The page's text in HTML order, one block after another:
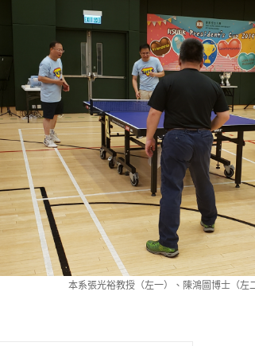
本系張光裕教授（左一）、陳鴻圖博士（左